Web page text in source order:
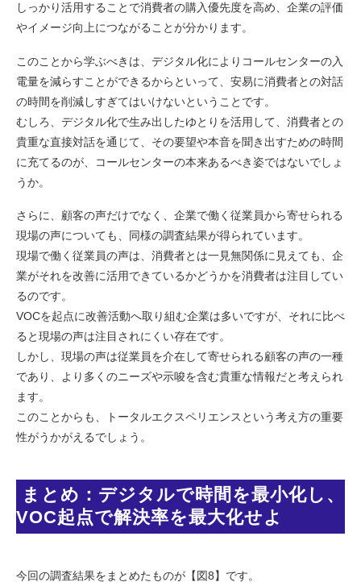
しっかり活用することで消費者の購入優先度を高め、企業の評価
やイメージ向上につながることが分かります。
このことから学ぶべきは、デジタル化によりコールセンターの入
電量を減らすことができるからといって、安易に消費者との対話
の時間を削減しすぎてはいけないということです。
むしろ、デジタル化で生み出したゆとりを活用して、消費者との
貴重な直接対話を通じて、その要望や本音を聞き出すための時間
に充てるのが、コールセンターの本来あるべき姿ではないでしょ
うか。
さらに、顧客の声だけでなく、企業で働く従業員から寄せられる
現場の声についても、同様の調査結果が得られています。
現場で働く従業員の声は、消費者とは一見無関係に見えても、企
業がそれを改善に活用できているかどうかを消費者は注目してい
るのです。
VOCを起点に改善活動へ取り組む企業は多いですが、それに比べ
ると現場の声は注目されにくい存在です。
しかし、現場の声は従業員を介在して寄せられる顧客の声の一種
であり、より多くのニーズや示唆を含む貴重な情報だと考えられ
ます。
このことからも、トータルエクスペリエンスという考え方の重要
性がうかがえるでしょう。
VOC起点で解決率を最大化せよ
今回の調査結果をまとめたものが【図8】です。